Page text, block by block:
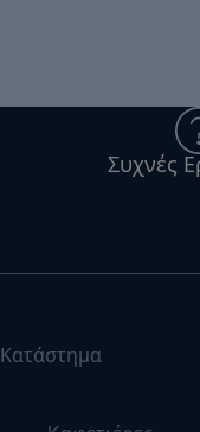
Συχνές
Κατάστημα